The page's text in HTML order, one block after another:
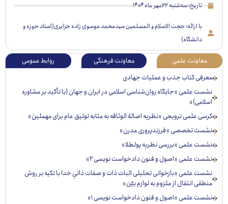
تاریخ:سه‌شنبه ۲۲مهر ماه ۱۴۰۴
با ارائه: حجت الاسلام و المسلمین سیدمحمد موسوی زاده جزایری(استاد حوزه و
علمی معاونت فرهنگی
روابط عمومی
کتاب جذب و عملیات جهادی
علمی «جایگاه روان‌شناسی اسلامی در ایران و جهان (با تأکید بر مشاوره
علمی ترویجی «نظریه اصالة الوثاقه به مثابه توثیق عام برای مهملین»
تخصصی «فرزندپروری مدرن»
علمی «بررسی نظریه پولطلا»
علمی «اصول و فنون دادخواست نویسی ۲»
علمی «بازخوانی تحليلی اثبات ذات و صفات ذاتي خدا با تكيه بر روش
انتقال از ملزوم به لوازم بيّن»
علمی «اصول و فنون دادخواست نویسی ۱»